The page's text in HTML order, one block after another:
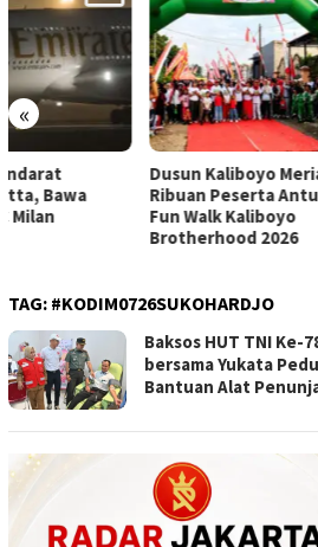
«
Dusun Kaliboyo Meriah!
Ribuan Peserta Antusias Ikuti
Fun Walk Kaliboyo
Brotherhood 2026
Lab
TAG: #KODIM0726SUKOHARDJO
Baksos HUT TNI Ke-
bersama Yukata
Bantuan Alat